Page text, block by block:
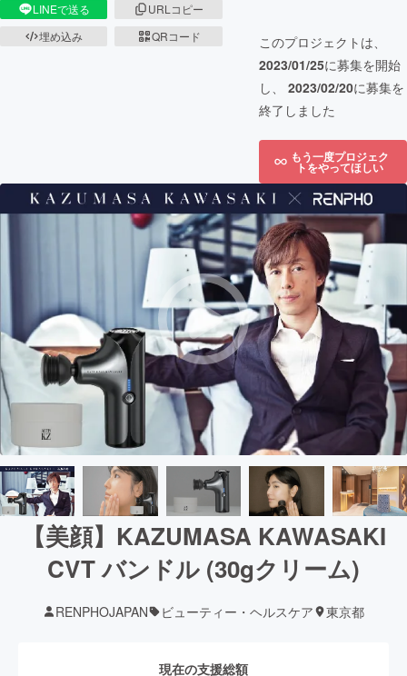
LINEで送る
URLコピー
埋め込み
QRコード
このプロジェクトは、
2023/01/25に募集を開始
し、 2023/02/20に募集を
終了しました
もう一度プロジェク
トをやってほしい
【美顔】KAZUMASA KAWASAKI
CVT バンドル (30gクリーム)
RENPHOJAPAN ビューティー・ヘルスケア 東京都
現在の支援総額